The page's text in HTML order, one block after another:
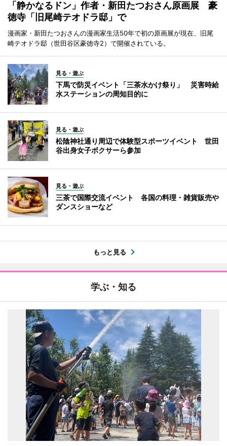
「静かなるドン」作者・新田たつおさん原画展 豪
徳寺「旧尾崎テオドラ邸」で
漫画家・新田たつおさんの漫画家生活50年で初の原画展が現在、旧尾
崎テオドラ邸（世田谷区豪徳寺2）で開催されている。
見る・遊ぶ
下馬で防災イベント「三茶水かけ祭り」 災害時給
水ステーションの周知目的に
見る・遊ぶ
松陰神社通り周辺で体験型スポーツイベント 世田
谷出身女子ボクサーら参加
見る・遊ぶ
三茶で国際交流イベント 各国の料理・雑貨販売や
ダンスショーなど
もっと見る
学ぶ・知る